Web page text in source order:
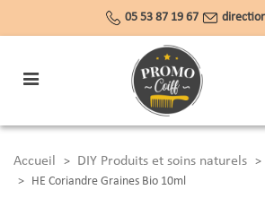
05 53 87 19 67
Accueil > DIY Produits et soins naturels >
> HE Coriandre Graines Bio 10ml